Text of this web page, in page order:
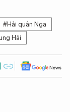
#Hải quân Nga
Hải